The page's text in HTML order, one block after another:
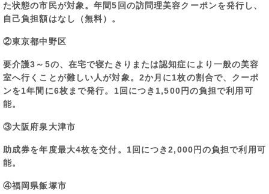
た状態の市民が対象。年間5回の訪問理美容クーポンを発行し、
自己負担額はなし（無料）。
②東京都中野区
要介護3～5の、在宅で寝たきりまたは認知症により一般の美容
室へ行くことが難しい人が対象。2か月に1枚の割合で、クーポ
ンを1年間に6枚まで発行。1回につき1,500円の負担で利用可
能。
③大阪府泉大津市
助成券を年度最大4枚を交付。1回につき2,000円の負担で利用可
能。
④福岡県飯塚市